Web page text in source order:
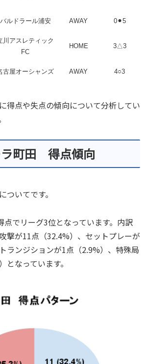
バルドラール浦安 AWAY 0⚫︎5
川アスレティック
FC
HOME 3△3
古屋オーシャンズ AWAY 4○3
得点や失点の傾向について分析してい
ラ町田 得点傾向
ついてです。
点でリーグ3位となっています。内訳
撃が11点（32.4%）、セットプレーが
ランジションが1点（2.9%）、特殊局
となっています。